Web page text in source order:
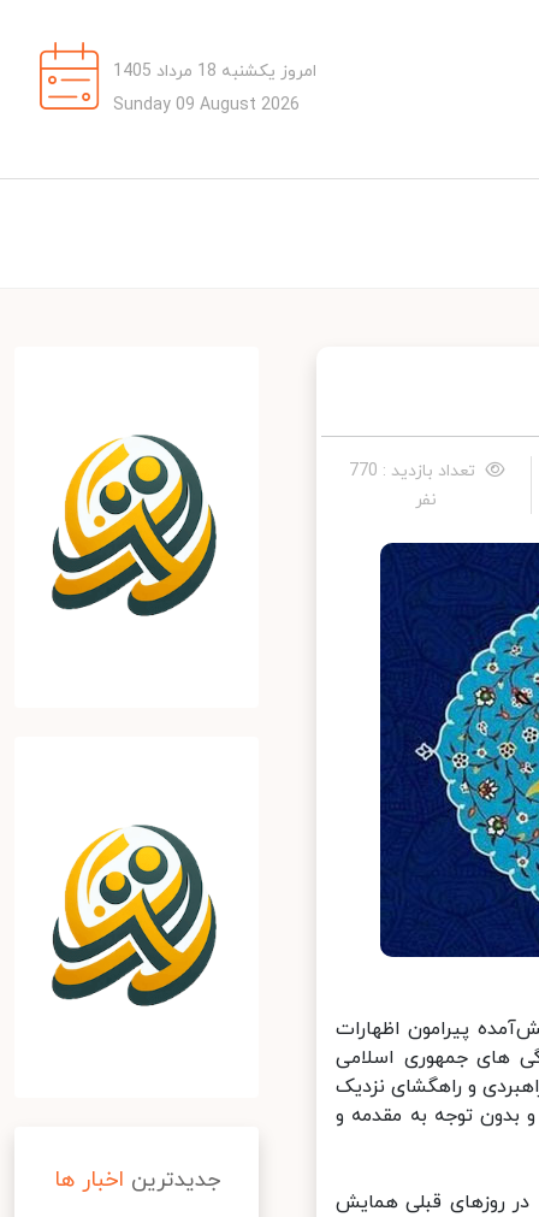
امروز یکشنبه 18 مرداد 1405
Sunday 09 August 2026
تعداد بازدید : 770
نفر
پیرامون اظهارات
‌های جمهوری اسلامی
و راهگشای نزدیک
توجه به مقدمه و
روزهای قبلی همایش
جدیدترین اخبار ها